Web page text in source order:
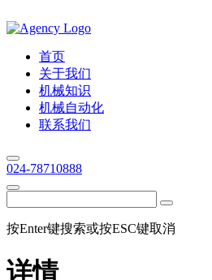
首页
关于我们
机械知识
机械自动化
联系我们
024-78710888
按Enter键搜索或按ESC键取消
详情